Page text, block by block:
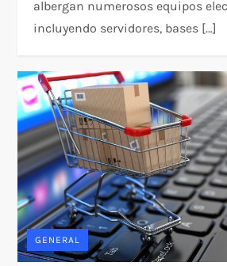
albergan numerosos equipos
incluyendo servidores, bases […]
GENERAL